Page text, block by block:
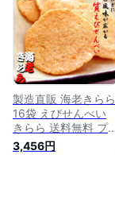
快気祝い ギフト 就
職 スイーツ 和菓子
お菓子 個包装 せん
べい 食品 日持ち 御
見舞 お土産 帰省土
産 四十九日 御歳暮
御年賀 年末
製造直販 海老きらら
16袋 えびせんべい
きらら 送料無料 プ
レゼント 内祝い お
祝い お礼 法事 お供
3,456円